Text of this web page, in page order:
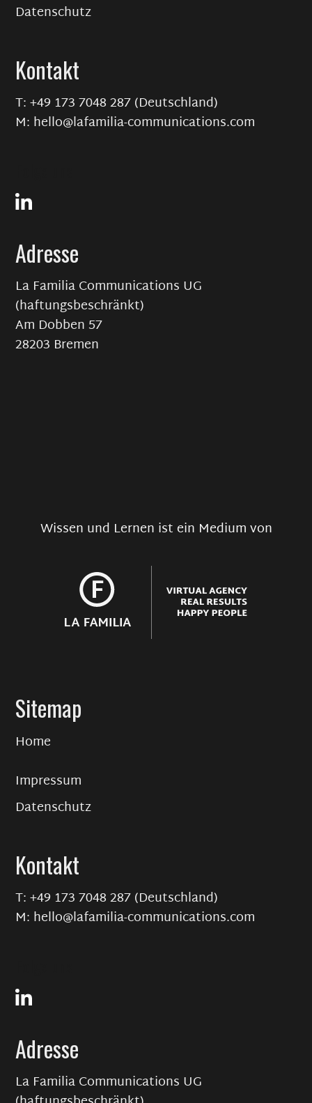
Datenschutz
Kontakt
T: +49 173 7048 287 (Deutschland)
M: hello@lafamilia-communications.com
Adresse
La Familia Communications UG
(haftungsbeschränkt)
Am Dobben 57
28203 Bremen
Wissen und Lernen ist ein Medium von
Sitemap
Home
Impressum
Datenschutz
Kontakt
T: +49 173 7048 287 (Deutschland)
M: hello@lafamilia-communications.com
Adresse
La Familia Communications UG